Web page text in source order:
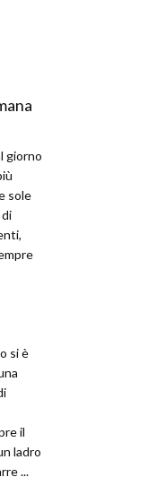
giorno
sole
si è
il
ladro
...